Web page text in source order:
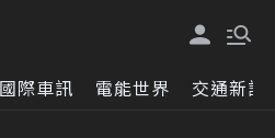
國際車訊 電能世界 交通新訊